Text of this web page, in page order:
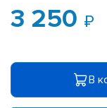
3 250
В